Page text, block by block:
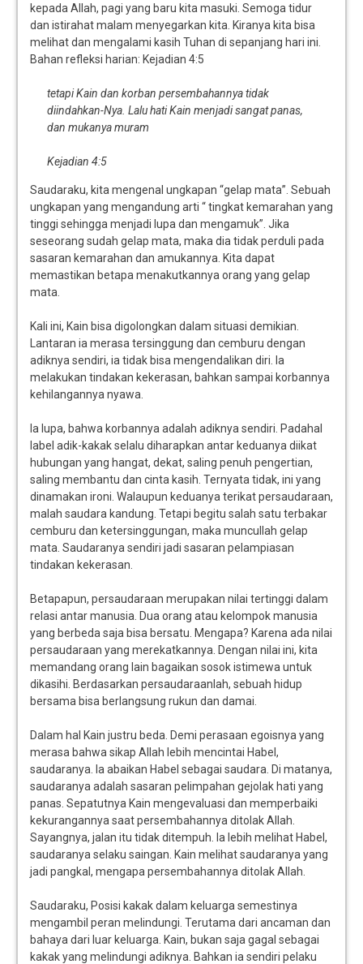
kepada Allah, pagi yang baru kita masuki. Semoga tidur
dan istirahat malam menyegarkan kita. Kiranya kita bisa
melihat dan mengalami kasih Tuhan di sepanjang hari ini.
Bahan refleksi harian: Kejadian 4:5
tetapi Kain dan korban persembahannya tidak
diindahkan-Nya. Lalu hati Kain menjadi sangat panas,
dan mukanya muram
Kejadian 4:5
Saudaraku, kita mengenal ungkapan “gelap mata”. Sebuah
ungkapan yang mengandung arti “ tingkat kemarahan yang
tinggi sehingga menjadi lupa dan mengamuk”. Jika
seseorang sudah gelap mata, maka dia tidak perduli pada
sasaran kemarahan dan amukannya. Kita dapat
memastikan betapa menakutkannya orang yang gelap
mata.
Kali ini, Kain bisa digolongkan dalam situasi demikian.
Lantaran ia merasa tersinggung dan cemburu dengan
adiknya sendiri, ia tidak bisa mengendalikan diri. Ia
melakukan tindakan kekerasan, bahkan sampai korbannya
kehilangannya nyawa.
Ia lupa, bahwa korbannya adalah adiknya sendiri. Padahal
label adik-kakak selalu diharapkan antar keduanya diikat
hubungan yang hangat, dekat, saling penuh pengertian,
saling membantu dan cinta kasih. Ternyata tidak, ini yang
dinamakan ironi. Walaupun keduanya terikat persaudaraan,
malah saudara kandung. Tetapi begitu salah satu terbakar
cemburu dan ketersinggungan, maka muncullah gelap
mata. Saudaranya sendiri jadi sasaran pelampiasan
tindakan kekerasan.
Betapapun, persaudaraan merupakan nilai tertinggi dalam
relasi antar manusia. Dua orang atau kelompok manusia
yang berbeda saja bisa bersatu. Mengapa? Karena ada nilai
persaudaraan yang merekatkannya. Dengan nilai ini, kita
memandang orang lain bagaikan sosok istimewa untuk
dikasihi. Berdasarkan persaudaraanlah, sebuah hidup
bersama bisa berlangsung rukun dan damai.
Dalam hal Kain justru beda. Demi perasaan egoisnya yang
merasa bahwa sikap Allah lebih mencintai Habel,
saudaranya. Ia abaikan Habel sebagai saudara. Di matanya,
saudaranya adalah sasaran pelimpahan gejolak hati yang
panas. Sepatutnya Kain mengevaluasi dan memperbaiki
kekurangannya saat persembahannya ditolak Allah.
Sayangnya, jalan itu tidak ditempuh. Ia lebih melihat Habel,
saudaranya selaku saingan. Kain melihat saudaranya yang
jadi pangkal, mengapa persembahannya ditolak Allah.
Saudaraku, Posisi kakak dalam keluarga semestinya
mengambil peran melindungi. Terutama dari ancaman dan
bahaya dari luar keluarga. Kain, bukan saja gagal sebagai
kakak yang melindungi adiknya. Bahkan ia sendiri pelaku